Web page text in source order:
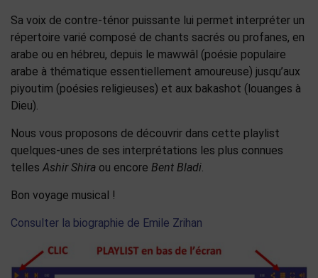
Sa voix de contre-ténor puissante lui permet interpréter un
répertoire varié composé de chants sacrés ou profanes, en
arabe ou en hébreu, depuis le mawwâl (poésie populaire
arabe à thématique essentiellement amoureuse) jusqu’aux
piyoutim (poésies religieuses) et aux bakashot (louanges à
Dieu).
Nous vous proposons de découvrir dans cette playlist
quelques-unes de ses interprétations les plus connues
tellesAshir Shira ou encore Bent Bladi.
Bon voyage musical !
Consulter la biographie de Emile Zrihan